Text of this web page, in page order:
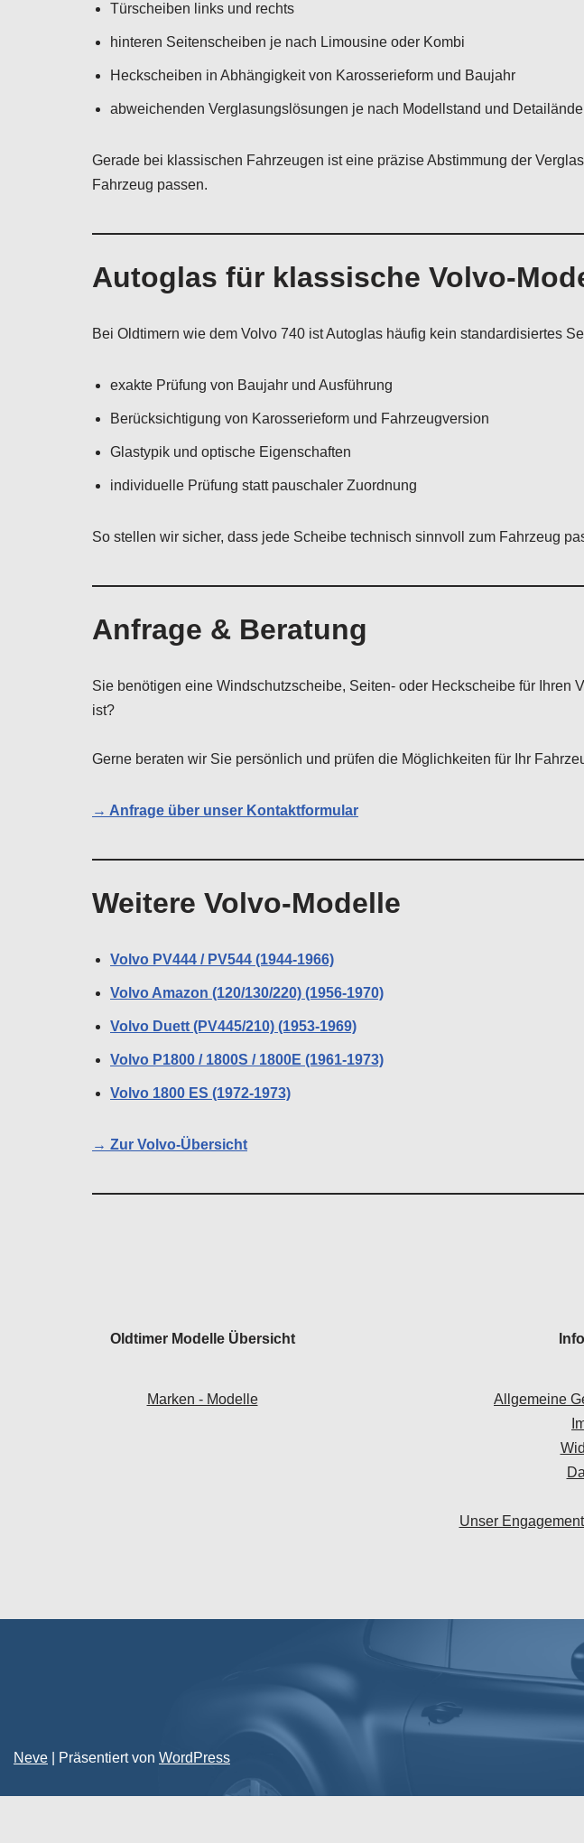
Türscheiben links und rechts
hinteren Seitenscheiben je nach Limousine oder Kombi
Heckscheiben in Abhängigkeit von Karosserieform und Baujahr
abweichenden Verglasungslösungen je nach Modellstand und
Gerade bei klassischen Fahrzeugen ist eine präzise Abstimmung der
Fahrzeug passen.
Autoglas für klassische Volvo-
Bei Oldtimern wie dem Volvo 740 ist Autoglas häufig kein standardisiertes
exakte Prüfung von Baujahr und Ausführung
Berücksichtigung von Karosserieform und Fahrzeugversion
Glastypik und optische Eigenschaften
individuelle Prüfung statt pauschaler Zuordnung
So stellen wir sicher, dass jede Scheibe technisch sinnvoll zum Fahrzeug
Anfrage & Beratung
Sie benötigen eine Windschutzscheibe, Seiten- oder Heckscheibe für Ihren
ist?
Gerne beraten wir Sie persönlich und prüfen die Möglichkeiten für Ihr
→ Anfrage über unser Kontaktformular
Weitere Volvo-Modelle
Volvo PV444 / PV544 (1944-1966)
Volvo Amazon (120/130/220) (1956-1970)
Volvo Duett (PV445/210) (1953-1969)
Volvo P1800 / 1800S / 1800E (1961-1973)
Volvo 1800 ES (1972-1973)
→ Zur Volvo-Übersicht
Oldtimer Modelle Übersicht
Marken - Modelle
Allgemeine
Unser
Neve | Präsentiert von WordPress